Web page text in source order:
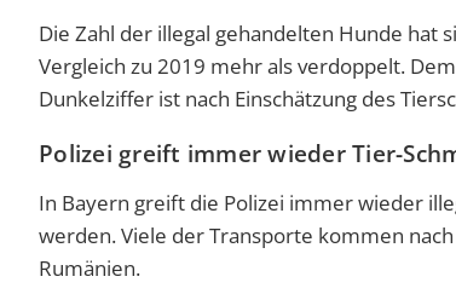
Die Zahl der illegal gehandelten Hunde hat
Vergleich zu 2019 mehr als verdoppelt.
Dunkelziffer ist nach Einschätzung des
Polizei greift immer wieder Tier-
In Bayern greift die Polizei immer wieder
werden. Viele der Transporte kommen
Rumänien.